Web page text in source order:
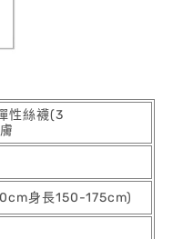
性絲襪(3
身長150-175cm)